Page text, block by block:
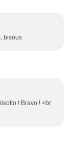
bisous
! Bravo ! <br